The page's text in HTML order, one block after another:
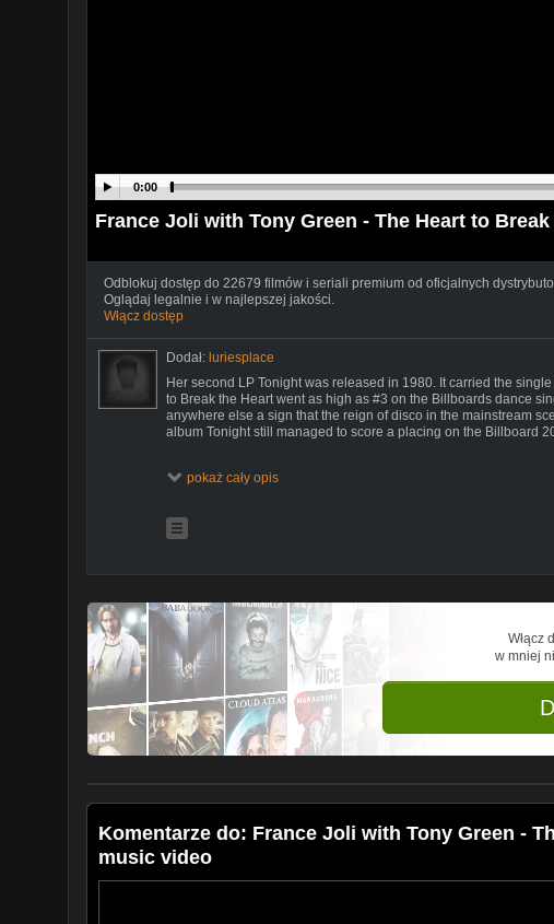
0:00
France Joli with Tony Green - The Heart to
Odblokuj dostęp do 22679 filmów i seriali premium od oficjalnych
Oglądaj legalnie i w najlepszej jakości.
Włącz dostęp
Dodał: luriesplace
Her second LP Tonight was released in 1980. It carried the
to Break the Heart went as high as #3 on the Billboards dance
anywhere else a sign that the reign of disco in the mainstream
album Tonight still managed to score a placing on the Billboard
pokaż cały opis
Włącz
w mniej
Komentarze do: France Joli with Tony Green -
music video